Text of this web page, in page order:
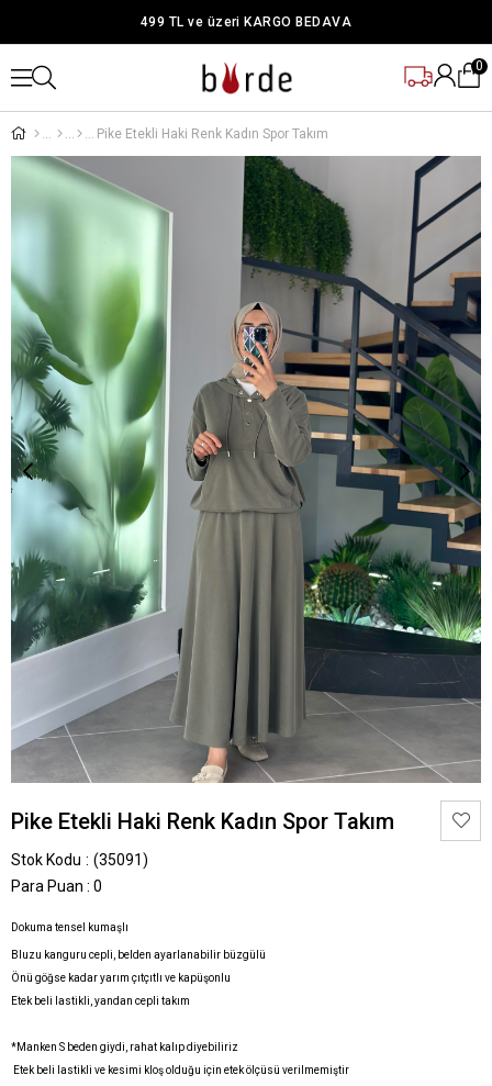
499 TL ve üzeri KARGO BEDAVA
0
Pike Etekli Haki Renk Kadın Spor Takım
Pike Etekli Haki Renk Kadın Spor Takım
Stok Kodu
(35091)
Para Puan : 0
Dokuma tensel kumaşlı
Bluzu kanguru cepli, belden ayarlanabilir büzgülü
Önü göğse kadar yarım çıtçıtlı ve kapüşonlu
Etek beli lastikli, yandan cepli takım
*Manken S beden giydi, rahat kalıp diyebiliriz
Etek beli lastikli ve kesimi kloş olduğu için etek ölçüsü verilmemiştir